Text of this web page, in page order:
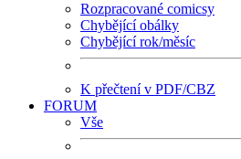
Rozpracované comicsy
Chybějící obálky
Chybějící rok/měsíc
K přečtení v PDF/CBZ
FORUM
Vše